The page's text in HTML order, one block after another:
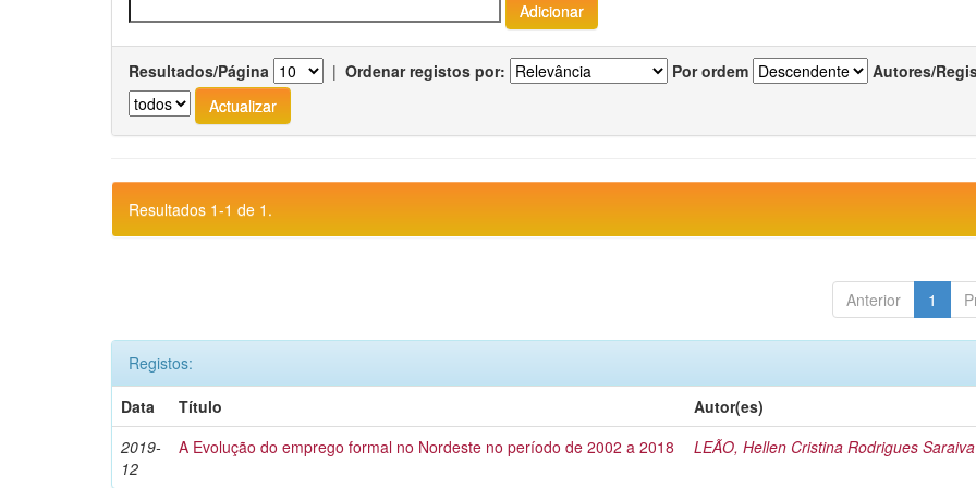
Resultados/Página | Ordenar registos por: Por ordem Autores/
Resultados 1-1 de 1.
Anterior 1
Registos:
Data
Título
Autor(es)
2019-
12
A Evolução do emprego formal no Nordeste no período de 2002 a 2018 LEÃO, Hellen Cristina Rodrigues Saraiva